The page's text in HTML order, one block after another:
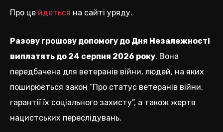
Про це йдеться на сайті уряду.
Разову грошову допомогу до Дня Незалежності
виплатять до 24 серпня 2026 року. Вона
передбачена для ветеранів війни, людей, на яких
поширюється закон “Про статус ветеранів війни,
гарантії їх соціального захисту”, а також жертв
нацистських переслідувань.